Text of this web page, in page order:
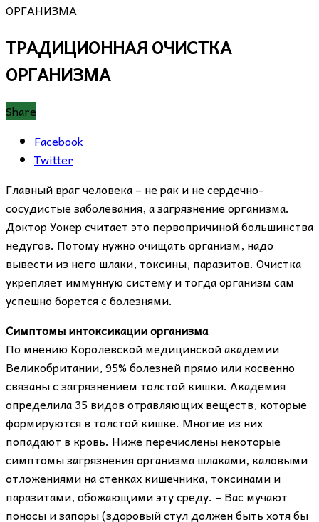
ОРГАНИЗМА
ТРАДИЦИОННАЯ ОЧИСТКА
ОРГАНИЗМА
Share
Facebook
Twitter
Главный враг человека – не рак и не сердечно-
сосудистые заболевания, а загрязнение организма.
Доктор Уокер считает это первопричиной большинства
недугов. Потому нужно очищать организм, надо
вывести из него шлаки, токсины, паразитов. Очистка
укрепляет иммунную систему и тогда организм сам
успешно борется с болезнями.
Симптомы интоксикации организма
По мнению Королевской медицинской академии
Великобритании, 95% болезней прямо или косвенно
связаны с загрязнением толстой кишки. Академия
определила 35 видов отравляющих веществ, которые
формируются в толстой кишке. Многие из них
попадают в кровь. Ниже перечислены некоторые
симптомы загрязнения организма шлаками, каловыми
отложениями на стенках кишечника, токсинами и
паразитами, обожающими эту среду. – Вас мучают
поносы и запоры (здоровый стул должен быть хотя бы